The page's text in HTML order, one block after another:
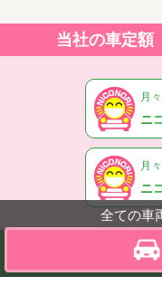
全ての車
当社の車定額
月
ニ
月
ニ
私たちは「ニコニ